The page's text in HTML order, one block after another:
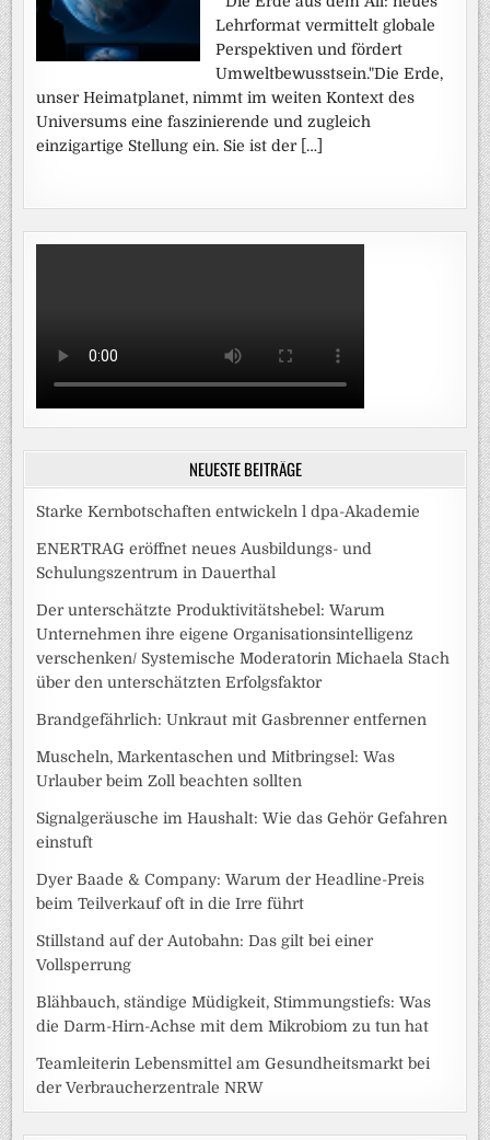
Lehrformat vermittelt globale
Perspektiven und fördert
Umweltbewusstsein."Die Erde,
unser Heimatplanet, nimmt im weiten Kontext des
Universums eine faszinierende und zugleich
einzigartige Stellung ein. Sie ist der […]
NEUESTE BEITRÄGE
Starke Kernbotschaften entwickeln l dpa-Akademie
ENERTRAG eröffnet neues Ausbildungs- und
Schulungszentrum in Dauerthal
Der unterschätzte Produktivitätshebel: Warum
Unternehmen ihre eigene Organisationsintelligenz
verschenken/ Systemische Moderatorin Michaela Stach
über den unterschätzten Erfolgsfaktor
Brandgefährlich: Unkraut mit Gasbrenner entfernen
Muscheln, Markentaschen und Mitbringsel: Was
Urlauber beim Zoll beachten sollten
Signalgeräusche im Haushalt: Wie das Gehör Gefahren
einstuft
Dyer Baade & Company: Warum der Headline-Preis
beim Teilverkauf oft in die Irre führt
Stillstand auf der Autobahn: Das gilt bei einer
Vollsperrung
Blähbauch, ständige Müdigkeit, Stimmungstiefs: Was
die Darm-Hirn-Achse mit dem Mikrobiom zu tun hat
Teamleiterin Lebensmittel am Gesundheitsmarkt bei
der Verbraucherzentrale NRW